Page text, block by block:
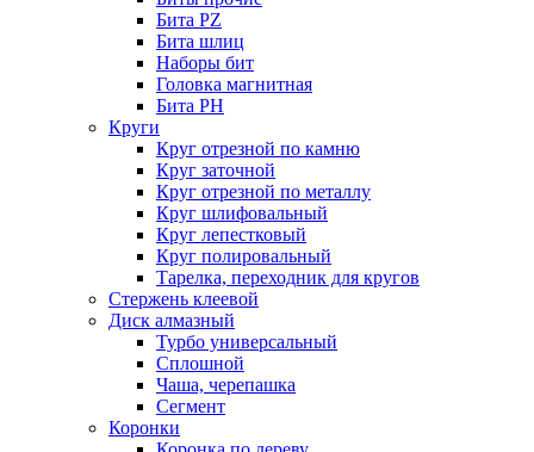
Бита PZ
Бита шлиц
Наборы бит
Головка магнитная
Бита PH
Круги
Круг отрезной по камню
Круг заточной
Круг отрезной по металлу
Круг шлифовальный
Круг лепестковый
Круг полировальный
Тарелка, переходник для кругов
Стержень клеевой
Диск алмазный
Турбо универсальный
Сплошной
Чаша, черепашка
Сегмент
Коронки